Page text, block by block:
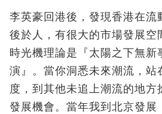
李英豪回港後，發現香港在流
後於人，有很大的市場發展空
時光機理論是『太陽之下無新
演』。當你洞悉未來潮流，站
度，到其他未追上潮流的地方
發展機會。當年我到北京發展